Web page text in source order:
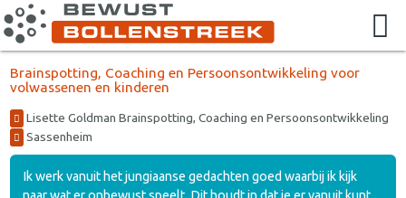
Brainspotting, Coaching en Persoonsontwikkeling voor
volwassenen en kinderen
Lisette Goldman Brainspotting, Coaching en Persoonsontwikkeling
Sassenheim
Ik werk vanuit het jungiaanse gedachten goed waarbij ik kijk